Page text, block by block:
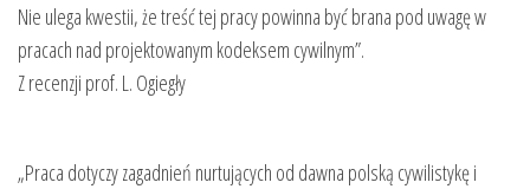
Nie ulega kwestii, że treść tej pracy powinna być brana pod uwagę w
pracach nad projektowanym kodeksem cywilnym”.
Z recenzji prof. L. Ogiegły
„Praca dotyczy zagadnień nurtujących od dawna polską cywilistykę i